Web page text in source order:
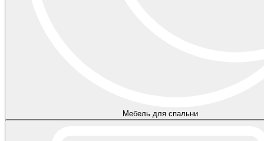
Мебель для спальни